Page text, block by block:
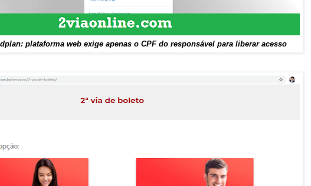
plataforma web exige apenas o CPF do responsável para liberar acesso